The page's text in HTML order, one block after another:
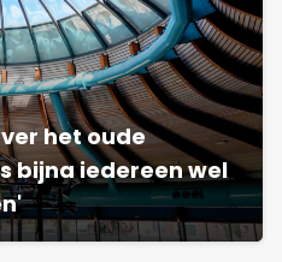
het oude
bijna iedereen wel